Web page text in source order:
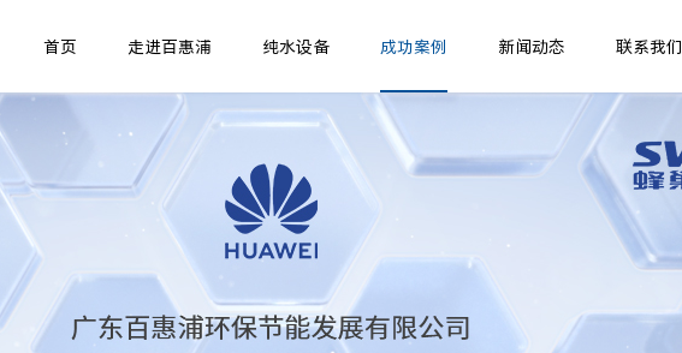
首页 走进百惠浦 纯水设备 成功案例 新闻动态 联系我们